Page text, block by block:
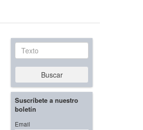
Texto
Buscar
Suscríbete a nuestro
boletín
Email